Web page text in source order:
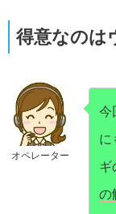
得意なのは
オペレーター
今
に
ギ
の